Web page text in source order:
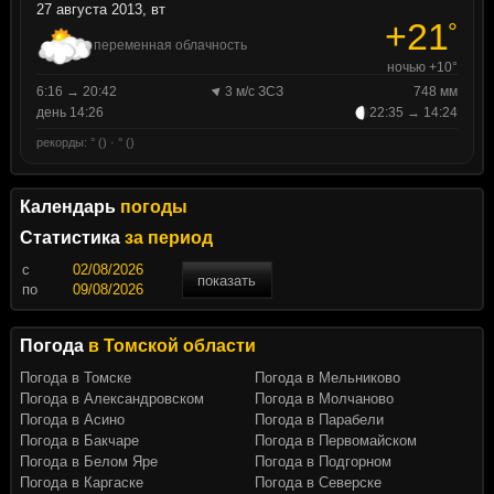
27 августа 2013, вт
переменная облачность +21°
ночью +10°
6:16 → 20:42
3 м/с ЗСЗ
748 мм
день 14:26
22:35 → 14:24
рекорды: ° () · ° ()
Календарь погоды
Статистика за период
c
показать
по
Погода в Томской области
Погода в Томске
Погода в Александровском
Погода в Асино
Погода в Бакчаре
Погода в Белом Яре
Погода в Каргаске
Погода в Мельниково
Погода в Молчаново
Погода в Парабели
Погода в Первомайском
Погода в Подгорном
Погода в Северске